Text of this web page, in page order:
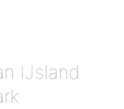
IJsland